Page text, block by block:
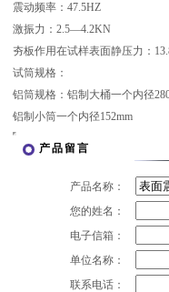
震动频率：47.5HZ
激振力：2.5—4.2KN
夯板作用在试样表面静压力：
试筒规格：
铝筒规格：铝制大桶一个内径
铝制小筒一个内径152mm
产品留言
产品名称：
您的姓名：
电子信箱：
单位名称：
联系电话：